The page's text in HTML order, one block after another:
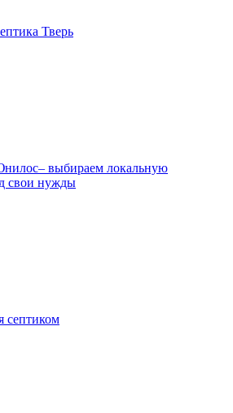
Тверь
выбираем локальную
свои нужды
септиком